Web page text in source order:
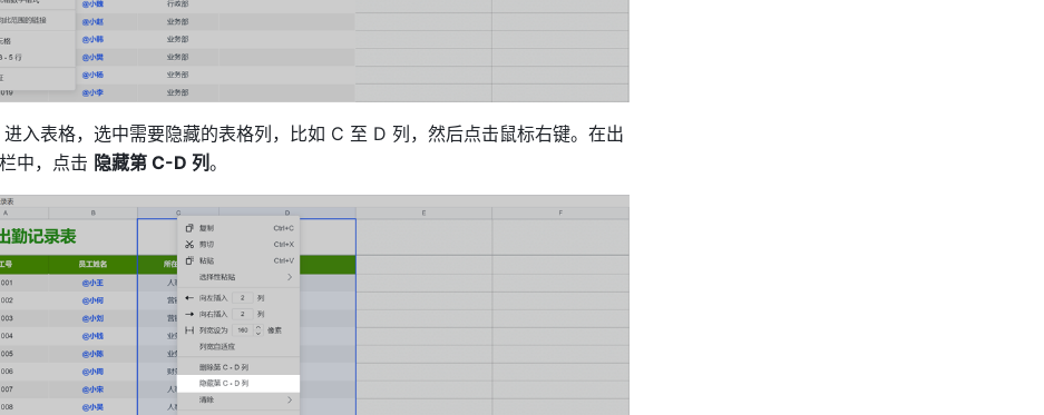
进入表格，选中需要隐藏的表格列，比如 C 至 D 列，然后点击鼠标右键。在出
中，点击 隐藏第 C-D 列。